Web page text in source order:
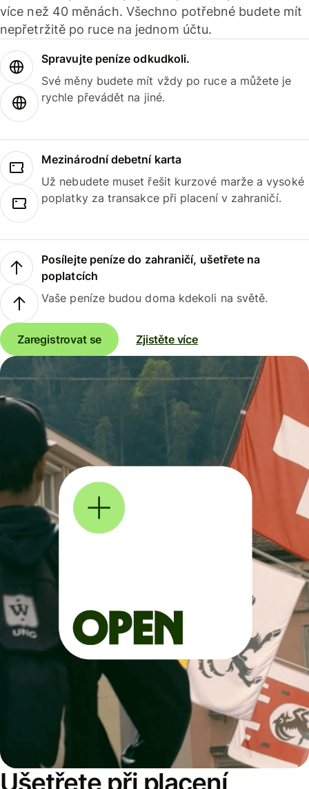
více než 40 měnách. Všechno potřebné budete mít
nepřetržitě po ruce na jednom účtu.
Spravujte peníze odkudkoli.
Své měny budete mít vždy po ruce a můžete je
rychle převádět na jiné.
Mezinárodní debetní karta
Už nebudete muset řešit kurzové marže a vysoké
poplatky za transakce při placení v zahraničí.
Posílejte peníze do zahraničí, ušetřete na
poplatcích
Vaše peníze budou doma kdekoli na světě.
Zaregistrovat se Zjistěte více
Ušetřete při placení,